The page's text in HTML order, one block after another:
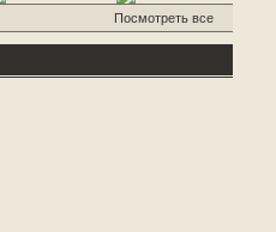
Посмотреть все